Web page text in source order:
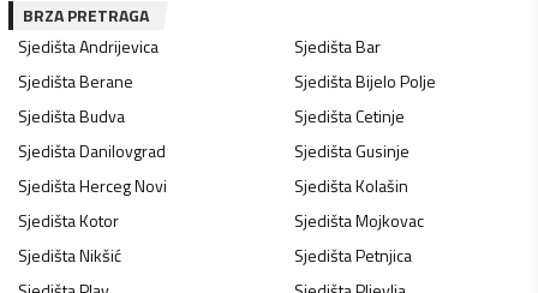
BRZA PRETRAGA
SjedištaAndrijevica SjedištaBar
SjedištaBerane SjedištaBijelo Polje
SjedištaBudva SjedištaCetinje
SjedištaDanilovgrad SjedištaGusinje
SjedištaHerceg Novi SjedištaKolašin
SjedištaKotor SjedištaMojkovac
SjedištaNikšić SjedištaPetnjica